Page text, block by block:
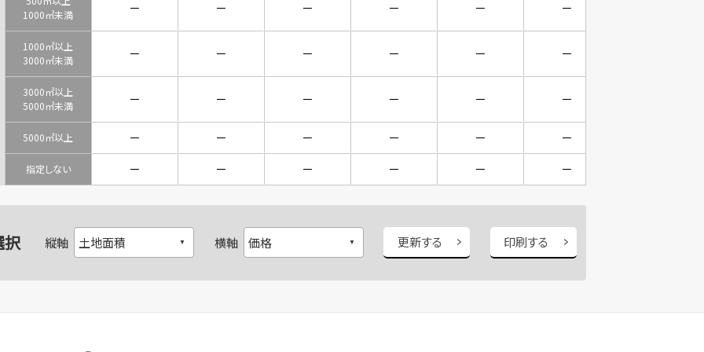
1000㎡未満
－ － － － － －
1000㎡以上
3000㎡未満
－ － － － － －
3000㎡以上
5000㎡未満
－ － － － － －
5000㎡以上 － － － － － －
指定しない － － － － － －
択 縦軸 横軸 更新する 印刷する